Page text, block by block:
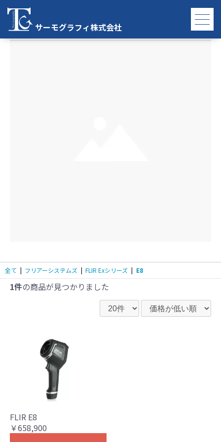
サーモグラフィ株式会社
E8
全て | フリアーシステムズ | FLIR Exシリーズ | E8
1件の商品が見つかりました
FLIR E8
￥658,900